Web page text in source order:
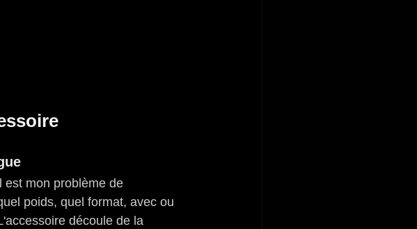
est mon problème de
poids, quel format, avec ou
découle de la